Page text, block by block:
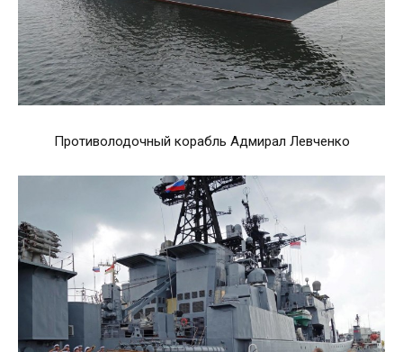
Противолодочный корабль Адмирал Левченко